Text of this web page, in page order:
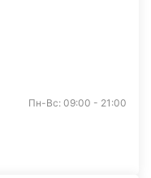
Пн-Вс: 09:00 - 21:00